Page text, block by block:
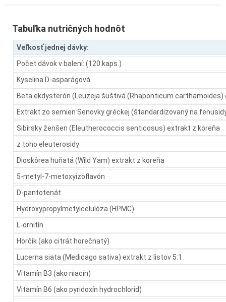
Tabuľka nutričných hodnôt
Veľkosť jednej dávky:
Počet dávok v balení: (120 kaps.)
Kyselina D-asparágová
Beta ekdysterón (Leuzeja šuštivá (Rhaponticum
Extrakt zo semien Senovky gréckej (štandardizovaný na
Sibírsky ženšen (Eleutherococcis senticosus) extrakt z koreňa
z toho eleuterosidy
Dioskórea huňatá (Wild Yam) extrakt z koreňa
5-metyl-7-metoxyizoflavón
D-pantotenát
Hydroxypropylmetylcelulóza (HPMC)
L-ornitín
Horčík (ako citrát horečnatý)
Lucerna siata (Medicago sativa) extrakt z listov 5:1
Vitamín B3 (ako niacín)
Vitamín B6 (ako pyridoxín hydrochlorid)